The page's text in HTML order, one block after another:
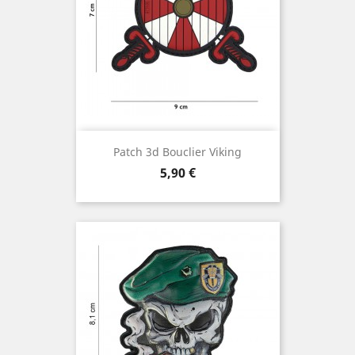
Patch 3d Bouclier Viking
Prix
5,90 €